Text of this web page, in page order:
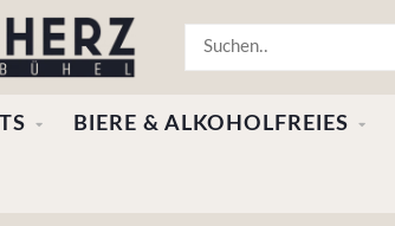
BIERE & ALKOHOLFREIES